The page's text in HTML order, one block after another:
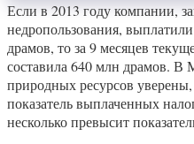
Если в 2013 году компании,
недропользования,
драмов, то за 9 месяцев
составила 640 млн драмов. В
природных ресурсов
показатель выплаченных
несколько превысит